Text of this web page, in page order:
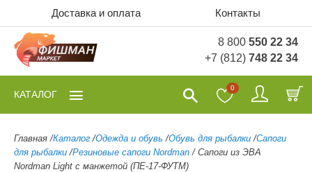
Доставка и оплата Контакты
8 800 550 22 34
+7 (812) 748 22 34
0
КАТАЛОГ
Главная /Каталог /Одежда и обувь /Обувь для рыбалки /Сапоги
для рыбалки /Резиновые сапоги Nordman/ Сапоги из ЭВА
Nordman Light с манжетой (ПЕ-17-ФУТМ)